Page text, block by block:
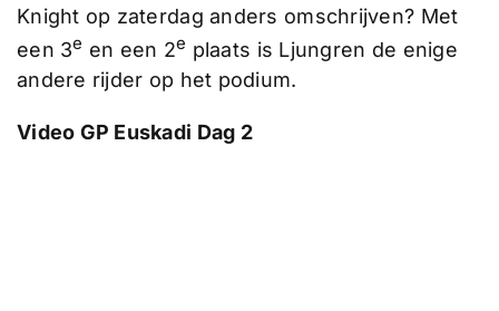
Knight op zaterdag anders omschrijven? Met
een 3e en een 2e plaats is Ljungren de enige
andere rijder op het podium.
Video GP Euskadi Dag 2